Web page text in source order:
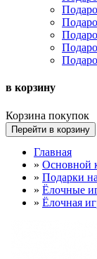
в корзину
Корзина покупок
Перейти в корзину
Главная
» Основной
» Подарки
» Ёлочные
» Ёлочная